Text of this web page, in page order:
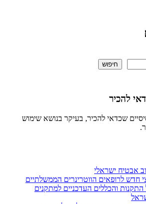
להכיר, בעיקר בנושא שימוש
ישראלי
הווטרינרים הממשלתיים
והכללים העדכניים למתקנים